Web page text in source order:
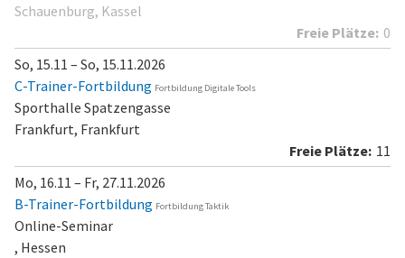
Schauenburg, Kassel
0
So, 15.11 – So, 15.11.2026
C-Trainer-Fortbildung Fortbildung Digitale Tools
Sporthalle Spatzengasse
Frankfurt, Frankfurt
11
Mo, 16.11 – Fr, 27.11.2026
B-Trainer-Fortbildung Fortbildung Taktik
Online-Seminar
, Hessen